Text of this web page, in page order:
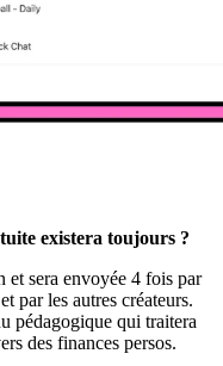
existera toujours ?
et sera envoyée 4 fois par
par les autres créateurs.
pédagogique qui traitera
des finances persos.